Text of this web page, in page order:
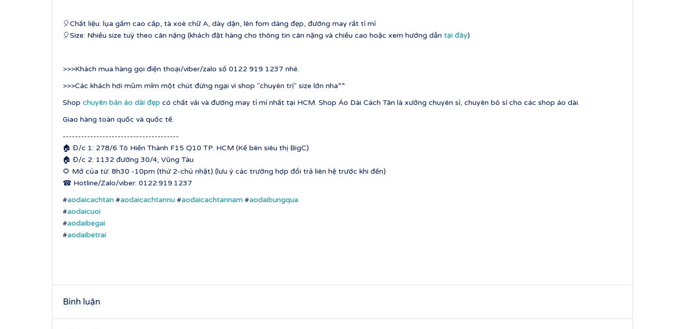
🎈Chất liệu: lụa gấm cao cấp, tà xoè chữ A, dày dặn, lên fom dáng đẹp, đường may rất tỉ mỉ
🎈Size: Nhiều size tuỳ theo cân nặng (khách đặt hàng cho thông tin cân nặng và chiều cao hoặc xem hướng dẫn tại đây)
>>>Khách mua hàng gọi điện thoại/viber/zalo số 0122 919 1237 nhé.
>>>Các khách hơi mũm mĩm một chút đừng ngại vì shop "chuyên trị" size lớn nha^^
Shop chuyên bán áo dài đẹp có chất vải và đường may tỉ mỉ nhất tại HCM. Shop Áo Dài Cách Tân là xưởng chuyên sỉ, chuyên bỏ sỉ cho các shop áo dài.
Giao hàng toàn quốc và quốc tế.
--------------------------------------
🏠 Đ/c 1: 278/6 Tô Hiến Thành F15 Q10 TP. HCM (Kế bên siêu thị BigC)
🏠 Đ/c 2: 1132 đường 30/4, Vũng Tàu
🌻 Mở của từ: 8h30 -10pm (thứ 2-chủ nhật) (lưu ý các trường hợp đổi trả liên hệ trước khi đến)
☎ Hotline/Zalo/viber: 0122.919.1237
#aodaicachtan #aodaicachtannu #aodaicachtannam #aodaibungqua
#aodaicuoi
#aodaibegai
#aodaibetrai
Bình luận